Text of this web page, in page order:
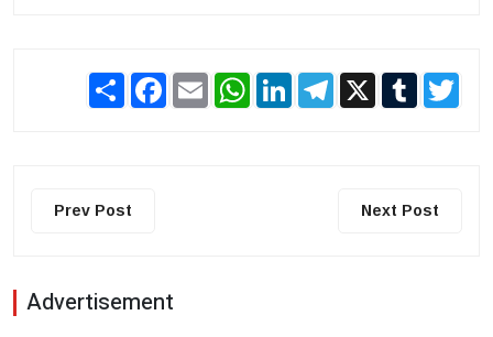
Share Facebook
Email WhatsAppLinkedInTelegram
X Tumblr
Prev Post Next Post
Advertisement